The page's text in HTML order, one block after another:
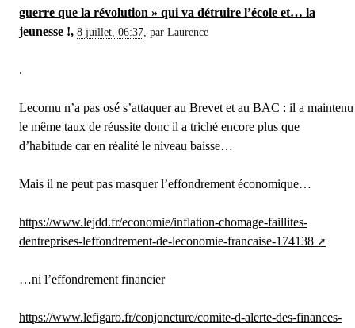
guerre que la révolution » qui va détruire l’école et… la
jeunesse !, 8 juillet, 06:37 par Laurence
.
Lecornu n’a pas osé s’attaquer au Brevet et au BAC : il a maintenu
le même taux de réussite donc il a triché encore plus que
d’habitude car en réalité le niveau baisse…
Mais il ne peut pas masquer l’effondrement économique…
https://www.lejdd.fr/economie/inflation-chomage-faillites-
dentreprises-leffondrement-de-leconomie-francaise-174138
…ni l’effondrement financier
https://www.lefigaro.fr/conjoncture/comite-d-alerte-des-finances-